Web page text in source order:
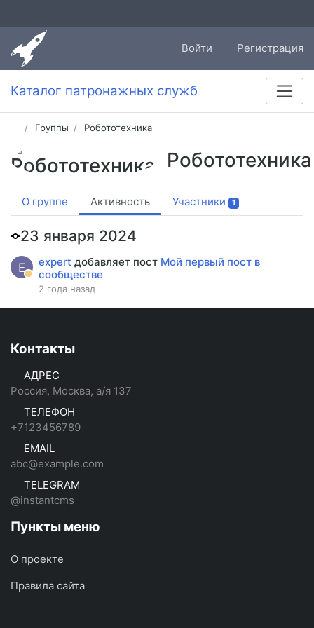
Войти Регистрация
Каталог патронажных служб
Группы Робототехника
Робототехника
О группе Активность Участники 1
23 января 2024
E expert добавляет пост Мой первый пост в
сообществе
2 года назад
Контакты
АДРЕС
Россия, Москва, а/я 137
ТЕЛЕФОН
+7123456789
EMAIL
abc@example.com
TELEGRAM
@instantcms
Пункты меню
О проекте
Правила сайта